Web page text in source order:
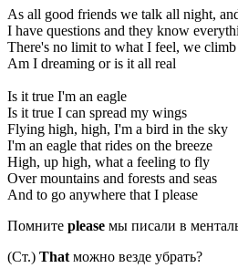
As all good friends we talk all night,
I have questions and they know
There's no limit to what I feel, we
Am I dreaming or is it all real
Is it true I'm an eagle
Is it true I can spread my wings
Flying high, high, I'm a bird in the sky
I'm an eagle that rides on the breeze
High, up high, what a feeling to fly
Over mountains and forests and seas
And to go anywhere that I please
Помните please мы писали в
(Ст.) That можно везде убрать?